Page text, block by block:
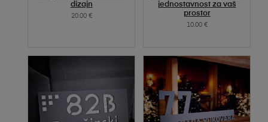
dizajn
20.00 €
jednostavnost za vaš
prostor
10.00 €